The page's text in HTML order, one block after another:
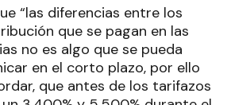
“las diferencias entre los
que se pagan en las
no es algo que se pueda
en el corto plazo, por ello
que antes de los tarifazos